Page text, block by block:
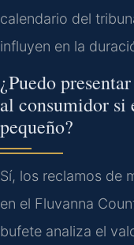
calendario del
influyen en la
¿Puedo
al consumidor si
pequeño?
Sí, los reclamos de
en el Fluvanna
bufete analiza el